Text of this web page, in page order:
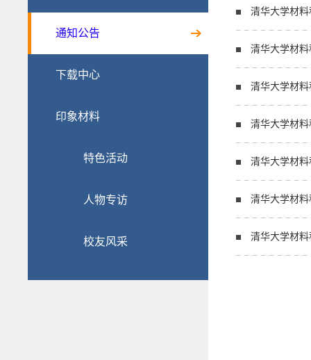
通知公告
下载中心
印象材料
特色活动
人物专访
校友风采
清华大学材料
extreme…
清华大学材料
清华大学材料
Engineeri…
清华大学材
清华大学材料
M…清华大学材料
清华大学材